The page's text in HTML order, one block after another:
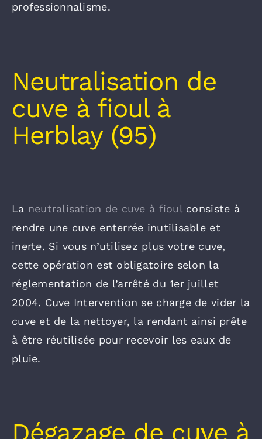
professionnalisme.
Neutralisation de
cuve à fioul à
Herblay (95)
La neutralisation de cuve à fioul consiste à
rendre une cuve enterrée inutilisable et
inerte. Si vous n’utilisez plus votre cuve,
cette opération est obligatoire selon la
réglementation de l’arrêté du 1er juillet
2004. Cuve Intervention se charge de vider la
cuve et de la nettoyer, la rendant ainsi prête
à être réutilisée pour recevoir les eaux de
pluie.
Dégazage de cuve à